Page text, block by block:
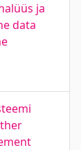
ja
data